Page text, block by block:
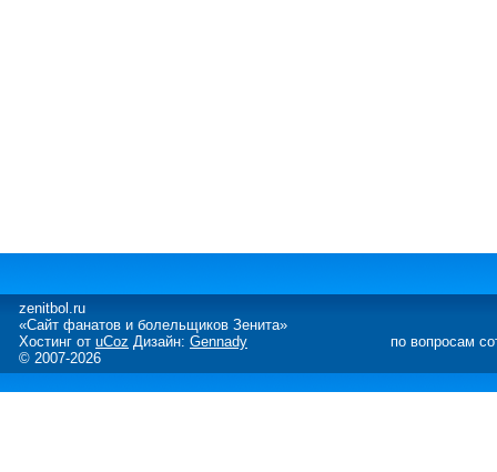
zenitbol.ru
«Сайт фанатов и болельщиков Зенита»
Хостинг от uCoz Дизайн: Gennady
© 2007-2026
по вопросам